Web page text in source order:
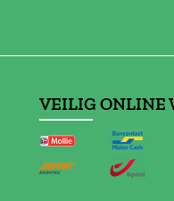
VEILIG ONLINE